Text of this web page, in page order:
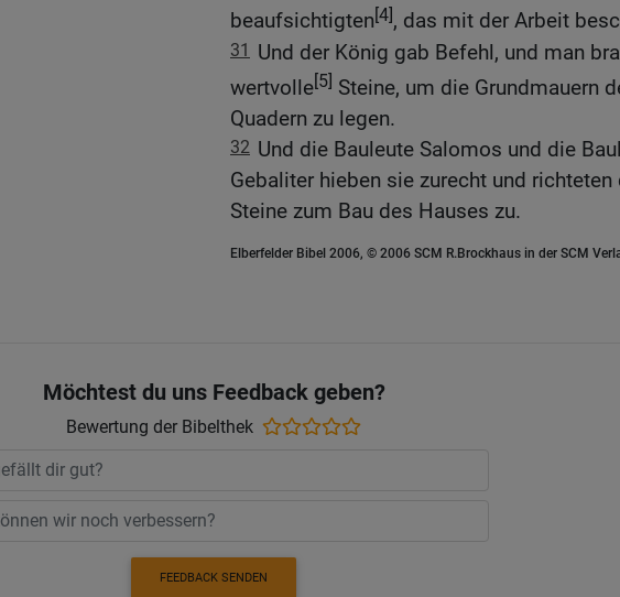
beaufsichtigten[4], das mit der Arbeit
31 Und der König gab Befehl, und man
wertvolle[5] Steine, um die Grundmauern
Quadern zu legen.
32 Und die Bauleute Salomos und die
Gebaliter hieben sie zurecht und
Steine zum Bau des Hauses zu.
Elberfelder Bibel 2006, © 2006 SCM R.Brockhaus in der SCM
Möchtest du uns Feedback geben?
Bewertung der Bibelthek
FEEDBACK SENDEN